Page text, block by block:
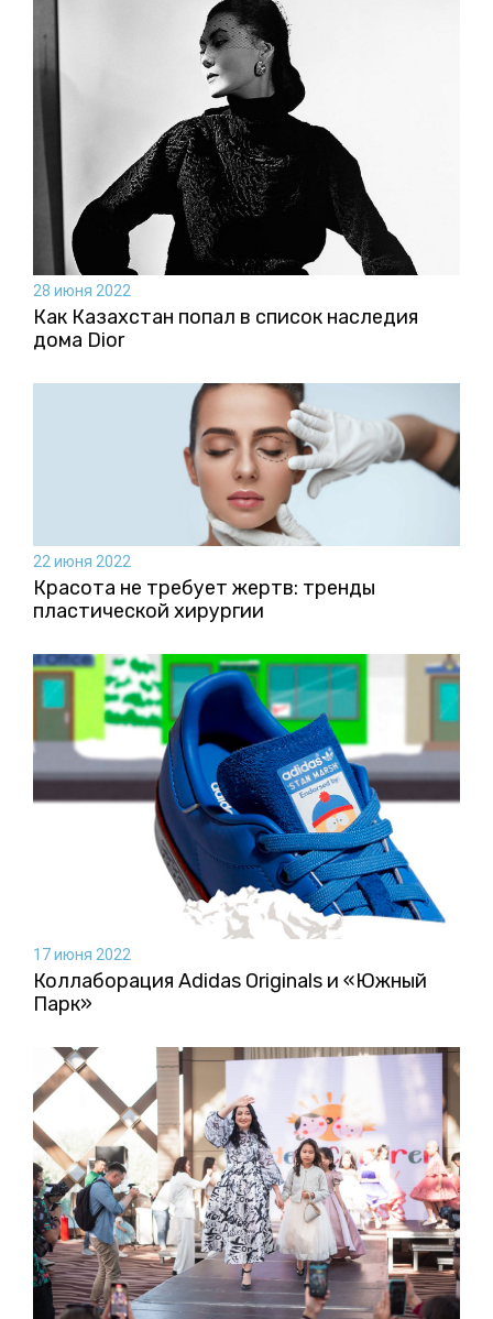
28 июня 2022
Как Казахстан попал в список наследия
дома Dior
22 июня 2022
Красота не требует жертв: тренды
пластической хирургии
17 июня 2022
Коллаборация Аdidas Originals и «Южный
Парк»